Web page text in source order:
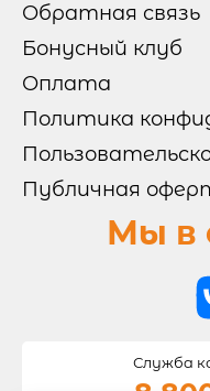
СУШИ
РОЛЛЫ БЕЗ
ЗАПЕЧЕННЫЕ
ВОК
ПИЦЦА
САЛАТЫ И
Обратная связь
Бонусный клуб
Оплата
Политика
Публичная
Мы в
Служба